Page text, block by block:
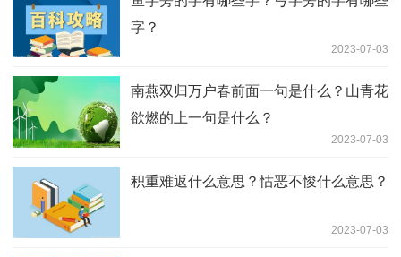
字？
2023-07-03
南燕双归万户春前面一句是什么？山青花
欲燃的上一句是什么？
2023-07-03
积重难返什么意思？怙恶不悛什么意思？
2023-07-03